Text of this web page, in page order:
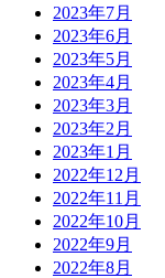
2023年7月
2023年6月
2023年5月
2023年4月
2023年3月
2023年2月
2023年1月
2022年12月
2022年11月
2022年10月
2022年9月
2022年8月